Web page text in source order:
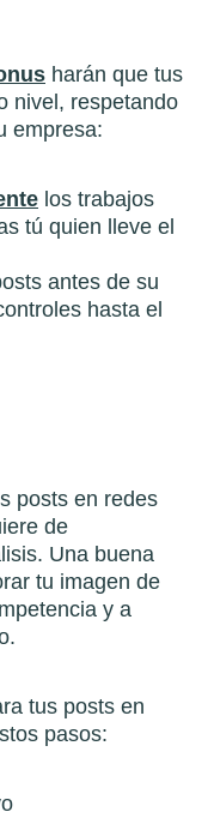
harán que tus
nivel, respetando
empresa:
los trabajos
tú quien lleve el
antes de su
hasta el
posts en redes
de
Una buena
tu imagen de
y a
tus posts en
pasos: